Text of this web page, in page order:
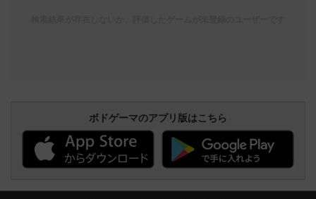
ボドゲーマのアプリ版はこちら